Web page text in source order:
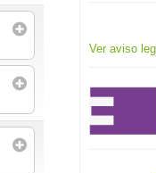
Ver aviso